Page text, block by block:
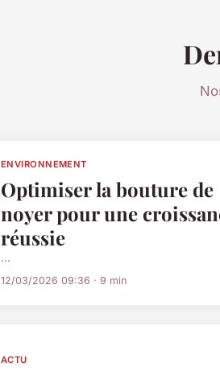
ENVIRONNEMENT
Optimiser la bouture de
noyer pour une
réussie
...
12/03/2026 09:36 · 9 min
ACTU